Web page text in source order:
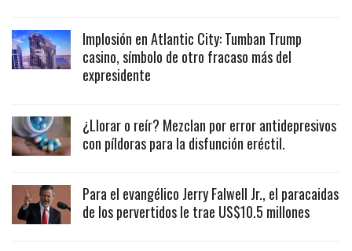
Implosión en Atlantic City: Tumban Trump
casino, símbolo de otro fracaso más del
expresidente
¿Llorar o reír? Mezclan por error antidepresivos
con píldoras para la disfunción eréctil.
Para el evangélico Jerry Falwell Jr., el paracaidas
de los pervertidos le trae US$10.5 millones